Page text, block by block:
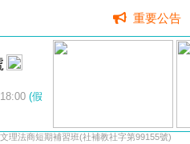
重要公告
(假
理法商短期補習班(社補教社字第99155號)